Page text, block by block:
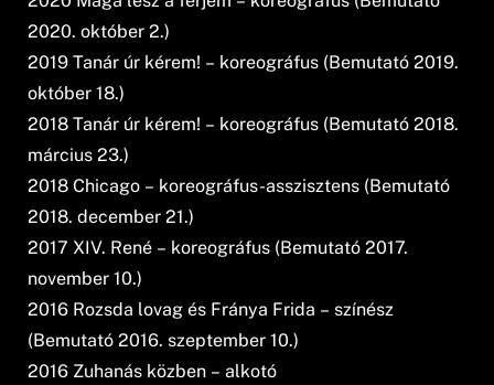
2020. október 2.)
2019 Tanár úr kérem! – koreográfus (Bemutató 2019.
október 18.)
2018 Tanár úr kérem! – koreográfus (Bemutató 2018.
március 23.)
2018 Chicago – koreográfus-asszisztens (Bemutató
2018. december 21.)
2017 XIV. René – koreográfus (Bemutató 2017.
november 10.)
2016 Rozsda lovag és Fránya Frida – színész
(Bemutató 2016. szeptember 10.)
2016 Zuhanás közben – alkotó